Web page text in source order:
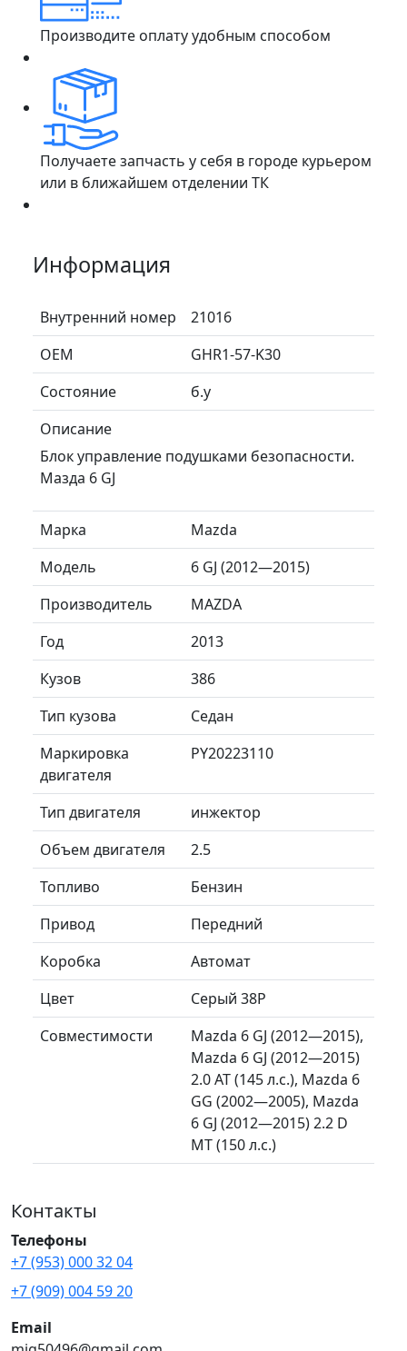
Производите оплату удобным способом
Получаете запчасть у себя в городе курьером
или в ближайшем отделении ТК
Информация
Внутренний номер
21016
ОЕМ
GHR1-57-K30
Состояние
б.у
Описание
Блок управление подушками безопасности.
Мазда 6 GJ
Марка
Mazda
Модель
6 GJ (2012—2015)
Производитель
MAZDA
Год
2013
Кузов
386
Тип кузова
Седан
Маркировка
двигателя
PY20223110
Тип двигателя
инжектор
Объем двигателя
2.5
Топливо
Бензин
Привод
Передний
Коробка
Автомат
Цвет
Серый 38P
Совместимости
Mazda 6 GJ (2012—2015),
Mazda 6 GJ (2012—2015)
2.0 AT (145 л.с.), Mazda 6
GG (2002—2005), Mazda
6 GJ (2012—2015) 2.2 D
MT (150 л.с.)
Контакты
Телефоны
+7 (953) 000 32 04
+7 (909) 004 59 20
Email